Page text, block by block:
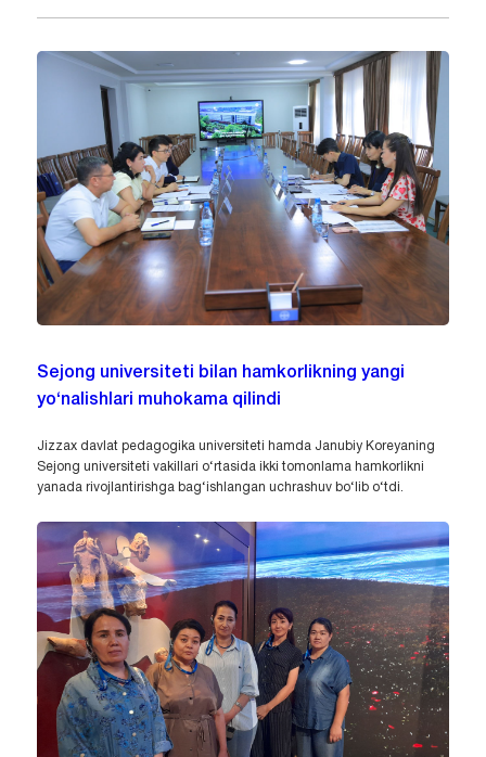
Sejong universiteti bilan hamkorlikning yangi
yo‘nalishlari muhokama qilindi
Jizzax davlat pedagogika universiteti hamda Janubiy Koreyaning
Sejong universiteti vakillari o‘rtasida ikki tomonlama hamkorlikni
yanada rivojlantirishga bag‘ishlangan uchrashuv bo‘lib o‘tdi.